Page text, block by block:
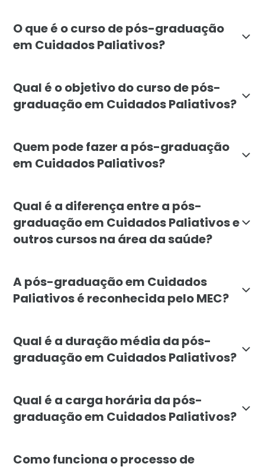
O que é o curso de pós-graduação
em Cuidados Paliativos?
Qual é o objetivo do curso de pós-
graduação em Cuidados Paliativos?
Quem pode fazer a pós-graduação
em Cuidados Paliativos?
Qual é a diferença entre a pós-
graduação em Cuidados Paliativos e
outros cursos na área da saúde?
A pós-graduação em Cuidados
Paliativos é reconhecida pelo MEC?
Qual é a duração média da pós-
graduação em Cuidados Paliativos?
Qual é a carga horária da pós-
graduação em Cuidados Paliativos?
Como funciona o processo de